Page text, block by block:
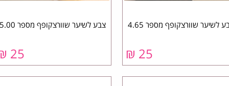
לשיער שוורצקופף מספר 4.65
25
₪
צבע לשיער שוורצקופף מספר 5.00
25